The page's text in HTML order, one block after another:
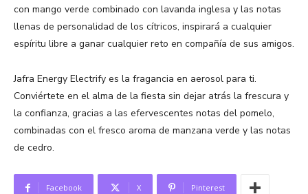
con mango verde combinado con lavanda inglesa y las notas
llenas de personalidad de los cítricos, inspirará a cualquier
espíritu libre a ganar cualquier reto en compañía de sus amigos.
Jafra Energy Electrify es la fragancia en aerosol para ti.
Conviértete en el alma de la fiesta sin dejar atrás la frescura y
la confianza, gracias a las efervescentes notas del pomelo,
combinadas con el fresco aroma de manzana verde y las notas
de cedro.
Facebook X Pinterest